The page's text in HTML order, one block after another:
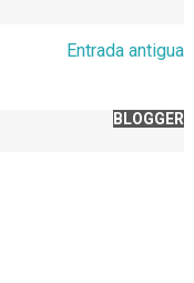
Entrada antigua
BLOGGER